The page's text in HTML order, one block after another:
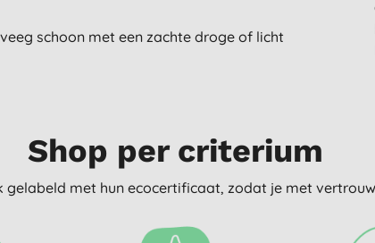
schoon met een zachte droge of licht
Shop per criterium
gelabeld met hun ecocertificaat, zodat je met